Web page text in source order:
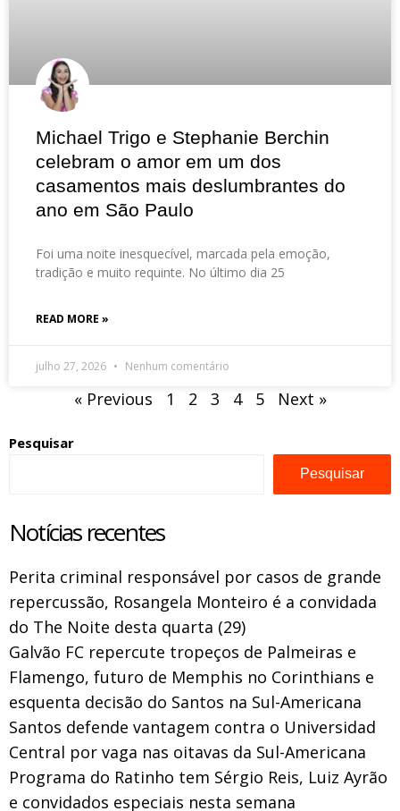
Michael Trigo e Stephanie Berchin
celebram o amor em um dos
casamentos mais deslumbrantes do
ano em São Paulo
Foi uma noite inesquecível, marcada pela emoção,
tradição e muito requinte. No último dia 25
READ MORE »
julho 27, 2026 Nenhum comentário
« Previous 1 2 3 4 5 Next »
Pesquisar
Pesquisar
Notícias recentes
Perita criminal responsável por casos de grande
repercussão, Rosangela Monteiro é a convidada
do The Noite desta quarta (29)
Galvão FC repercute tropeços de Palmeiras e
Flamengo, futuro de Memphis no Corinthians e
esquenta decisão do Santos na Sul-Americana
Santos defende vantagem contra o Universidad
Central por vaga nas oitavas da Sul-Americana
Programa do Ratinho tem Sérgio Reis, Luiz Ayrão
e convidados especiais nesta semana